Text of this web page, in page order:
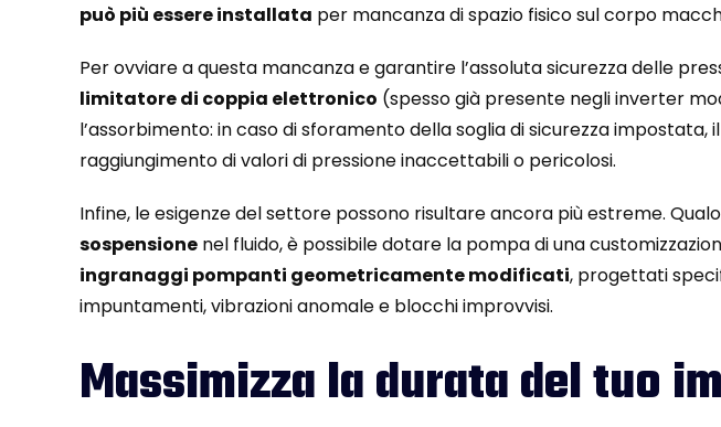
può più essere installata per mancanza di spazio fisico sul corpo
Per ovviare a questa mancanza e garantire l’assoluta sicurezza delle
limitatore di coppia elettronico (spesso già presente negli inverter
l’assorbimento: in caso di sforamento della soglia di sicurezza
raggiungimento di valori di pressione inaccettabili o pericolosi.
Infine, le esigenze del settore possono risultare ancora più estreme.
sospensione nel fluido, è possibile dotare la pompa di una
ingranaggi pompanti geometricamente modificati, progettati
impuntamenti, vibrazioni anomale e blocchi improvvisi.
Massimizza la durata del tuo